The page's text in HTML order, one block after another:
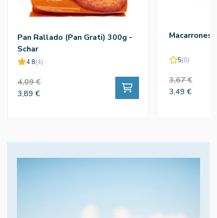
Pan Rallado (Pan Grati) 300g -
Schar
4.8(4)
4,09 €
3,89 €
Macarrones
5(0)
3,67 €
3,49 €